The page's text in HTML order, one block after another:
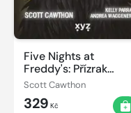
Five Nights at
Freddy's: Přízrak
Blackbird
Scott Cawthon
329 Kč